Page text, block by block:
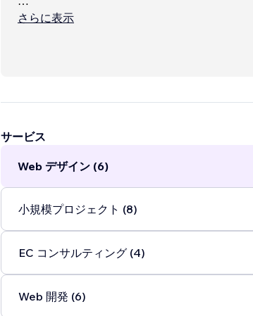
My journey began as a graphic designer
さらに表示
サービス
Web デザイン (6)
小規模プロジェクト (8)
EC コンサルティング (4)
Web 開発 (6)